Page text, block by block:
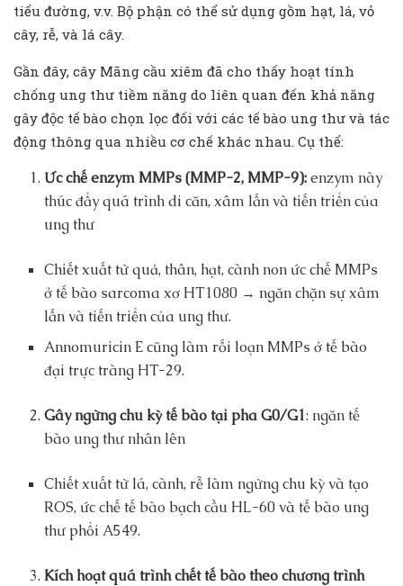
tiểu đường, v.v. Bộ phận có thể sử dụng gồm hạt, lá, vỏ
cây, rễ, và lá cây.
Gần đây, cây Mãng cầu xiêm đã cho thấy hoạt tính
chống ung thư tiềm năng do liên quan đến khả năng
gây độc tế bào chọn lọc đối với các tế bào ung thư và tác
động thông qua nhiều cơ chế khác nhau. Cụ thể:
Ức chế enzym MMPs (MMP-2, MMP-9):enzym này
thúc đẩy quá trình di căn, xâm lấn và tiến triển của
ung thư
Chiết xuất từ quả, thân, hạt, cành non ức chế MMPs
ở tế bào sarcoma xơ HT1080 → ngăn chặn sự xâm
lấn và tiến triển của ung thư.
Annomuricin E cũng làm rối loạn MMPs ở tế bào
đại trực tràng HT-29.
Gây ngừng chu kỳ tế bào tại pha G0/G1: ngăn tế
bào ung thư nhân lên
Chiết xuất từ lá, cành, rễ làm ngừng chu kỳ và tạo
ROS, ức chế tế bào bạch cầu HL-60 và tế bào ung
thư phổi A549.
Kích hoạt quá trình chết tế bào theo chương trình